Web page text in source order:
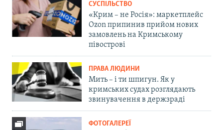
СУСПІЛЬСТВО
«Крим – не Росія»: маркетплейс
Ozon припинив прийом нових
замовлень на Кримському
півострові
ПРАВА ЛЮДИНИ
Мить – і ти шпигун. Як у
кримських судах розглядають
звинувачення в держзраді
ФОТОГАЛЕРЕЇ